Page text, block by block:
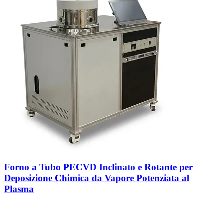
Forno a Tubo PECVD Inclinato e Rotante per
Deposizione Chimica da Vapore Potenziata al
Plasma